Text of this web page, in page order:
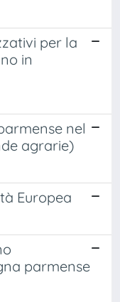
per la
in
nel
agrarie)
Europea
parmense